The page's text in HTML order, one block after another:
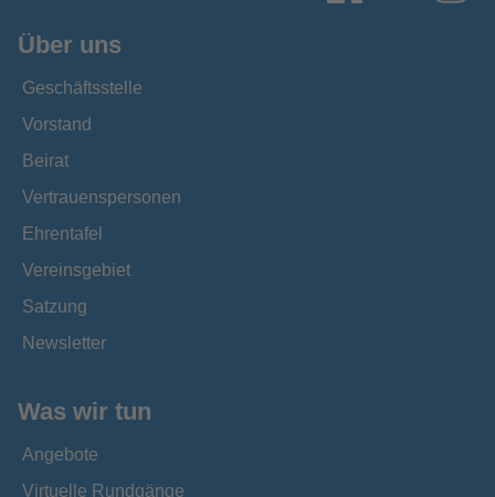
Über uns
Geschäftsstelle
Vorstand
Beirat
Vertrauenspersonen
Ehrentafel
Vereinsgebiet
Satzung
Newsletter
Was wir tun
Angebote
Virtuelle Rundgänge